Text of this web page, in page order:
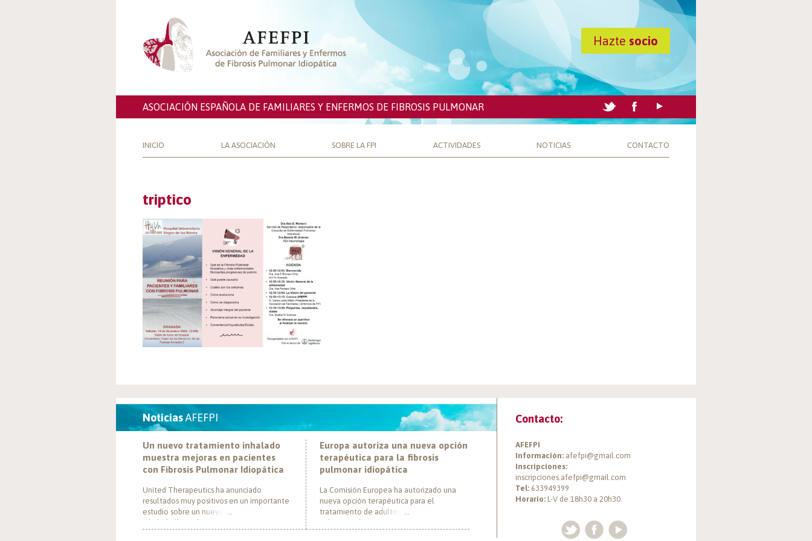
Hazte socio
ASOCIACIÓN ESPAÑOLA DE FAMILIARES Y ENFERMOS DE FIBROSIS PULMONAR
INICIO LA ASOCIACIÓN SOBRE LA FPI ACTIVIDADES NOTICIAS CONTACTO
triptico
NoticiasAFEFPI
Un nuevo tratamiento inhalado
muestra mejoras en pacientes
con Fibrosis Pulmonar Idiopática
United Therapeutics ha anunciado
resultados muy positivos en un importante
estudio sobre un nuevo tratamiento
inhalado llamado Tyvaso, dirigido a
Europa autoriza una nueva opción
terapéutica para la fibrosis
pulmonar idiopática
La Comisión Europea ha autorizado una
nueva opción terapéutica para el
tratamiento de adultos con fibrosis
pulmonar idiopática (FPI), marcando un hito
Contacto:
AFEFPI
Información: afefpi@gmail.com
Inscripciones:
inscripciones.afefpi@gmail.com
Tel: 633949399
Horario: L-V de 18h30 a 20h30.